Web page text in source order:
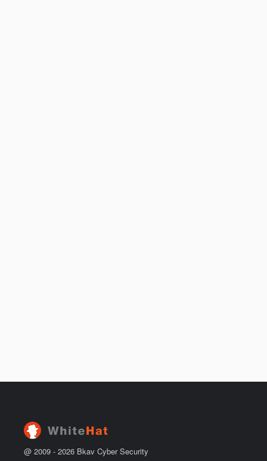
@ 2009 - 2026 Bkav Cyber Security